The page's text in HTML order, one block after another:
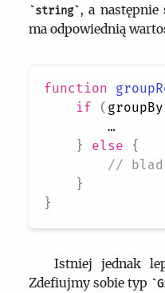
string , a następnie
ma odpowiednią
function
if
( groupBy
        …
}
else
{
//
}
}
Istniej jednak
Zdefiujmy sobie typ